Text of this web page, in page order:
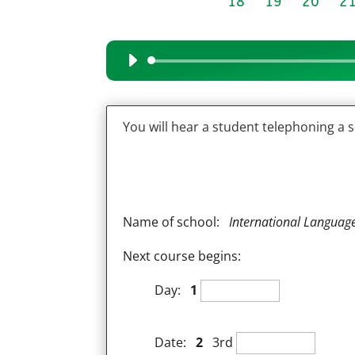
Audio
Player
You will hear a student telephoning a
Name of school:International
Next course begins:
Day: 1
Date:2 3rd